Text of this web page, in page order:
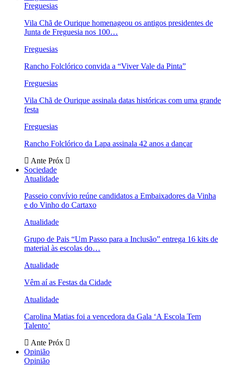
Freguesias
Vila Chã de Ourique homenageou os antigos presidentes de
Junta de Freguesia nos 100…
Freguesias
Rancho Folclórico convida a “Viver Vale da Pinta”
Freguesias
Vila Chã de Ourique assinala datas históricas com uma grande
festa
Freguesias
Rancho Folclórico da Lapa assinala 42 anos a dançar
Ante Próx
Sociedade
Atualidade
Passeio convívio reúne candidatos a Embaixadores da Vinha
e do Vinho do Cartaxo
Atualidade
Grupo de Pais “Um Passo para a Inclusão” entrega 16 kits de
material às escolas do…
Atualidade
Vêm aí as Festas da Cidade
Atualidade
Carolina Matias foi a vencedora da Gala ‘A Escola Tem
Talento’
Ante Próx
Opinião
Opinião